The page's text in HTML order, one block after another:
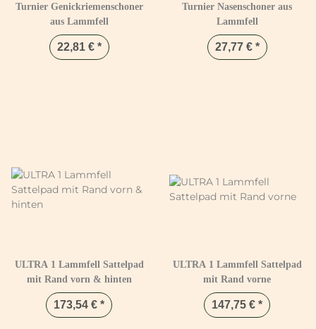
Turnier Genickriemenschoner
aus Lammfell
22,81 € *
Turnier Nasenschoner aus
Lammfell
27,77 € *
ULTRA 1 Lammfell Sattelpad
mit Rand vorn & hinten
173,54 € *
ULTRA 1 Lammfell Sattelpad
mit Rand vorne
147,75 € *